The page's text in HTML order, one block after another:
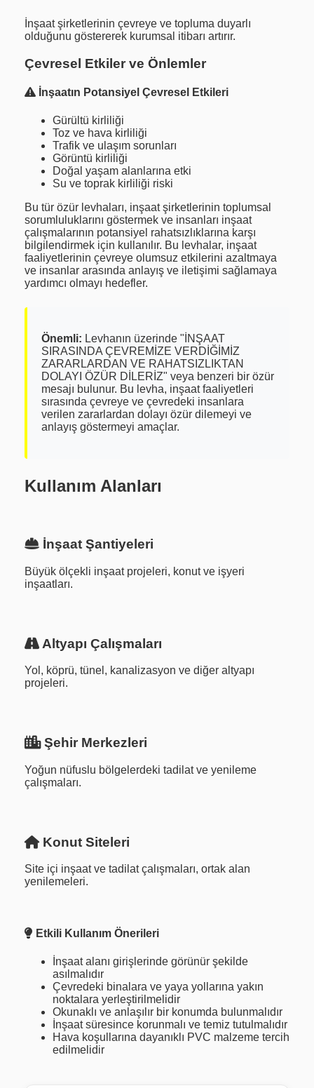
İnşaat şirketlerinin çevreye ve topluma duyarlı
olduğunu göstererek kurumsal itibarı artırır.
Çevresel Etkiler ve Önlemler
İnşaatın Potansiyel Çevresel Etkileri
Gürültü kirliliği
Toz ve hava kirliliği
Trafik ve ulaşım sorunları
Görüntü kirliliği
Doğal yaşam alanlarına etki
Su ve toprak kirliliği riski
Bu tür özür levhaları, inşaat şirketlerinin toplumsal
sorumluluklarını göstermek ve insanları inşaat
çalışmalarının potansiyel rahatsızlıklarına karşı
bilgilendirmek için kullanılır. Bu levhalar, inşaat
faaliyetlerinin çevreye olumsuz etkilerini azaltmaya
ve insanlar arasında anlayış ve iletişimi sağlamaya
yardımcı olmayı hedefler.
Önemli: Levhanın üzerinde "İNŞAAT
SIRASINDA ÇEVREMİZE VERDİĞİMİZ
ZARARLARDAN VE RAHATSIZLIKTAN
DOLAYI ÖZÜR DİLERİZ" veya benzeri bir özür
mesajı bulunur. Bu levha, inşaat faaliyetleri
sırasında çevreye ve çevredeki insanlara
verilen zararlardan dolayı özür dilemeyi ve
anlayış göstermeyi amaçlar.
Kullanım Alanları
İnşaat Şantiyeleri
Büyük ölçekli inşaat projeleri, konut ve işyeri
inşaatları.
Altyapı Çalışmaları
Yol, köprü, tünel, kanalizasyon ve diğer altyapı
projeleri.
Şehir Merkezleri
Yoğun nüfuslu bölgelerdeki tadilat ve yenileme
çalışmaları.
Konut Siteleri
Site içi inşaat ve tadilat çalışmaları, ortak alan
yenilemeleri.
Etkili Kullanım Önerileri
İnşaat alanı girişlerinde görünür şekilde
asılmalıdır
Çevredeki binalara ve yaya yollarına yakın
noktalara yerleştirilmelidir
Okunaklı ve anlaşılır bir konumda bulunmalıdır
İnşaat süresince korunmalı ve temiz tutulmalıdır
Hava koşullarına dayanıklı PVC malzeme tercih
edilmelidir